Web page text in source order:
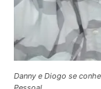
Danny e Diogo se